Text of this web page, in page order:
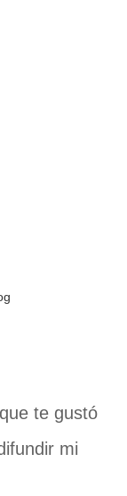
te gustó
mi